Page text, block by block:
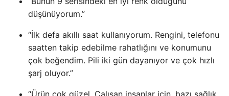
düşünüyorum.”
“İlk defa akıllı saat kullanıyorum. Rengini, telefonu
saatten takip edebilme rahatlığını ve konumunu
çok beğendim. Pili iki gün dayanıyor ve çok hızlı
şarj oluyor.”
“Ürün çok güzel. Çalışan insanlar için, bazı sağlık